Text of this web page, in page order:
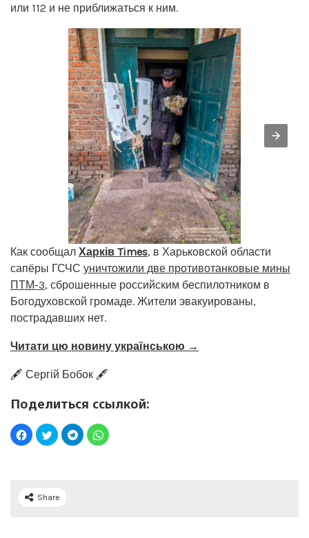
или 112 и не приближаться к ним.
Как сообщал Харків Times, в Харьковской области
сапёры ГСЧС уничтожили две противотанковые мины
ПТМ-3, сброшенные российским беспилотником в
Богодуховской громаде. Жители эвакуированы,
пострадавших нет.
Читати цю новину українською →
🖋️ Сергій Бобок 🖋️
Поделиться ссылкой:
Share